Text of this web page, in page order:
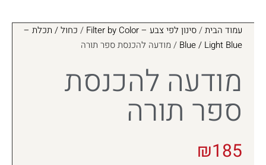
עמוד הבית/סינון לפי צבע – Filter by Color / כחול / תכלת –
Blue / Light Blue / מודעה להכנסת ספר תורה
מודעה להכנסת
ספר תורה
₪185